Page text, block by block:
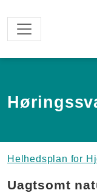
Helhedsplan for
Uagtsomt